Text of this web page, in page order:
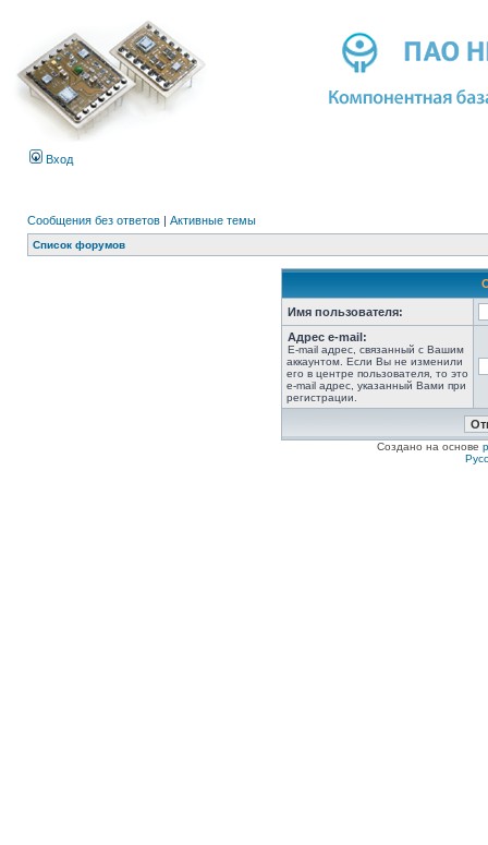
Вход
Сообщения без ответов | Активные темы
Список форумов
Имя пользователя:
Адрес e-mail:
E-mail адрес, связанный с Вашим
аккаунтом. Если Вы не изменили
его в центре пользователя, то это
e-mail адрес, указанный Вами при
регистрации.
Создано на основе